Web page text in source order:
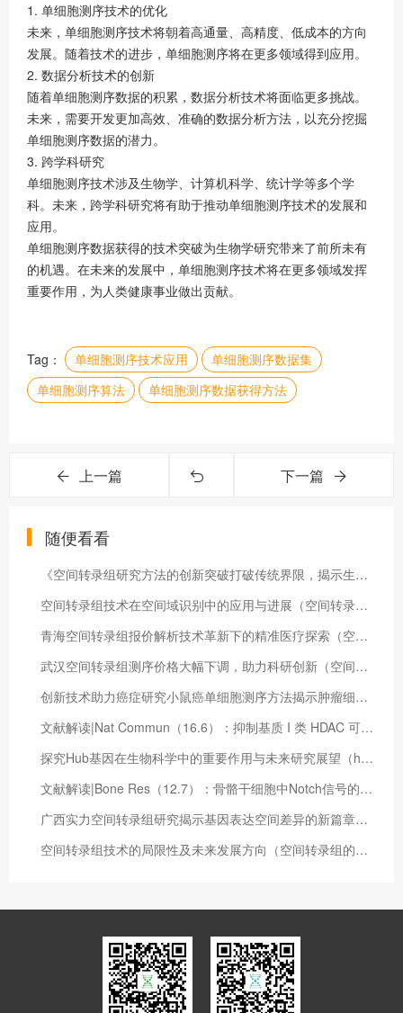
1. 单细胞测序技术的优化
未来，单细胞测序技术将朝着高通量、高精度、低成本的方向
发展。随着技术的进步，单细胞测序将在更多领域得到应用。
2. 数据分析技术的创新
随着单细胞测序数据的积累，数据分析技术将面临更多挑战。
未来，需要开发更加高效、准确的数据分析方法，以充分挖掘
单细胞测序数据的潜力。
3. 跨学科研究
单细胞测序技术涉及生物学、计算机科学、统计学等多个学
科。未来，跨学科研究将有助于推动单细胞测序技术的发展和
应用。
单细胞测序数据获得的技术突破为生物学研究带来了前所未有
的机遇。在未来的发展中，单细胞测序技术将在更多领域发挥
重要作用，为人类健康事业做出贡献。
Tag： 单细胞测序技术应用
单细胞测序数据集
单细胞测序算法
单细胞测序数据获得方法
上一篇 下一篇
随便看看
《空间转录组研究方法的创新突破打破传统界限，揭示生命奥秘》（空间转录组学 综述）
空间转录组技术在空间域识别中的应用与进展（空间转录组测序流程）
青海空间转录组报价解析技术革新下的精准医疗探索（空间转录组学 综述）
武汉空间转录组测序价格大幅下调，助力科研创新（空间转录组学 综述）
创新技术助力癌症研究小鼠癌单细胞测序方法揭示肿瘤细胞异质性（疫苗小鼠单细胞测序）
文献解读|Nat Commun（16.6）：抑制基质 I 类 HDAC 可抑制胰腺癌进展
探究Hub基因在生物科学中的重要作用与未来研究展望（hub基因什么意思）
文献解读|Bone Res（12.7）：骨骼干细胞中Notch信号的丧失可增强衰老过程中的骨形成
广西实力空间转录组研究揭示基因表达空间差异的新篇章（广西空间大数据有限公司）
空间转录组技术的局限性及未来发展方向（空间转录组的意义）